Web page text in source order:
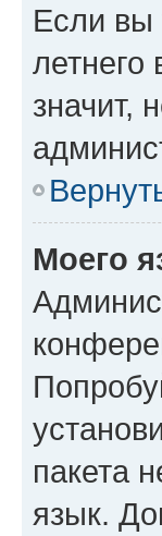
Если вы
значит,
Моего
пакета
язык.